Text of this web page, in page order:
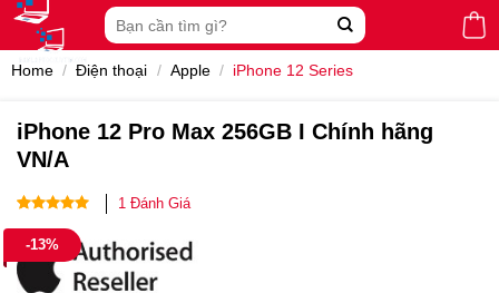
Skip
content
Search
for:
Home / Điện thoại / Apple / iPhone 12 Series
iPhone 12 Pro Max 256GB I Chính hãng
VN/A
Rated5.00
out of 5
based on
2
customer
1 Đánh Giá
-13%